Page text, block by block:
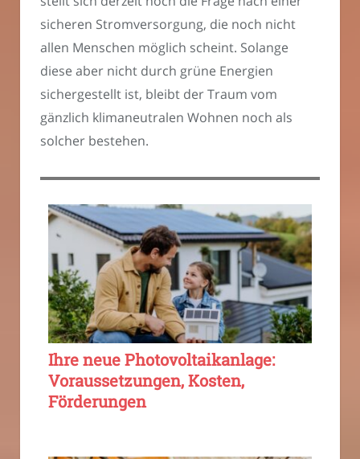
sicheren Stromversorgung, die noch nicht
allen Menschen möglich scheint. Solange
diese aber nicht durch grüne Energien
sichergestellt ist, bleibt der Traum vom
gänzlich klimaneutralen Wohnen noch als
solcher bestehen.
Ihre neue Photovoltaikanlage:
Voraussetzungen, Kosten,
Förderungen